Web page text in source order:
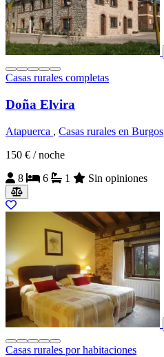
Casas rurales completas
Doña Elvira
Atapuerca , Casas rurales en Burgos
150 € / noche
8
6 1 Sin opiniones
Casas rurales por habitaciones